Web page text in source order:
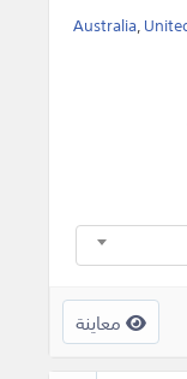
Australia,
معاينة